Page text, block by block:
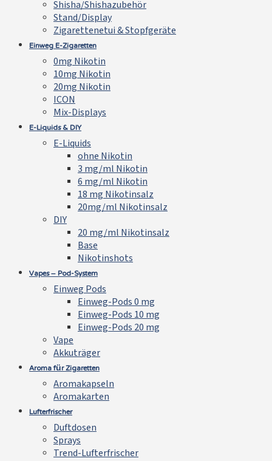
Shisha/Shishazubehör
Stand/Display
Zigarettenetui & Stopfgeräte
Einweg E-Zigaretten
0mg Nikotin
10mg Nikotin
20mg Nikotin
ICON
Mix-Displays
E-Liquids & DIY
E-Liquids
ohne Nikotin
3 mg/ml Nikotin
6 mg/ml Nikotin
18 mg Nikotinsalz
20mg/ml Nikotinsalz
DIY
20 mg/ml Nikotinsalz
Base
Nikotinshots
Vapes – Pod-System
Einweg Pods
Einweg-Pods 0 mg
Einweg-Pods 10 mg
Einweg-Pods 20 mg
Vape
Akkuträger
Aroma für Zigaretten
Aromakapseln
Aromakarten
Lufterfrischer
Duftdosen
Sprays
Trend-Lufterfrischer